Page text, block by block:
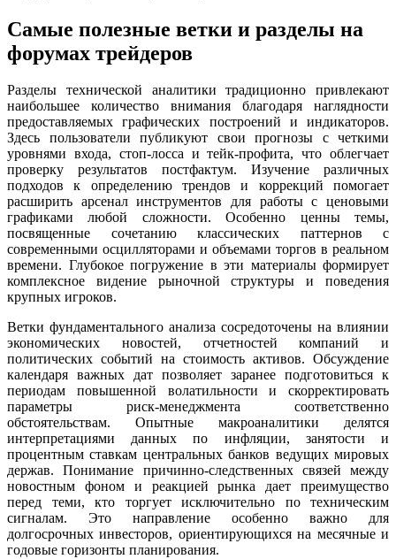
Самые полезные ветки и разделы на
форумах трейдеров
Разделы технической аналитики традиционно привлекают
наибольшее количество внимания благодаря наглядности
предоставляемых графических построений и индикаторов.
Здесь пользователи публикуют свои прогнозы с четкими
уровнями входа, стоп-лосса и тейк-профита, что облегчает
проверку результатов постфактум. Изучение различных
подходов к определению трендов и коррекций помогает
расширить арсенал инструментов для работы с ценовыми
графиками любой сложности. Особенно ценны темы,
посвященные сочетанию классических паттернов с
современными осцилляторами и объемами торгов в реальном
времени. Глубокое погружение в эти материалы формирует
комплексное видение рыночной структуры и поведения
крупных игроков.
Ветки фундаментального анализа сосредоточены на влиянии
экономических новостей, отчетностей компаний и
политических событий на стоимость активов. Обсуждение
календаря важных дат позволяет заранее подготовиться к
периодам повышенной волатильности и скорректировать
параметры риск-менеджмента соответственно
обстоятельствам. Опытные макроаналитики делятся
интерпретациями данных по инфляции, занятости и
процентным ставкам центральных банков ведущих мировых
держав. Понимание причинно-следственных связей между
новостным фоном и реакцией рынка дает преимущество
перед теми, кто торгует исключительно по техническим
сигналам. Это направление особенно важно для
долгосрочных инвесторов, ориентирующихся на месячные и
годовые горизонты планирования.